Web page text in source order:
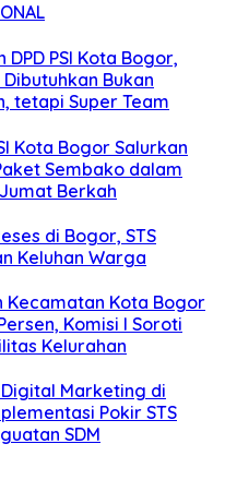
DPD PSI Kota Bogor,
Dibutuhkan Bukan
tetapi Super Team
Kota Bogor Salurkan
Sembako dalam
Berkah
di Bogor, STS
Keluhan Warga
Kecamatan Kota Bogor
Komisi I Soroti
Kelurahan
Marketing di
Pokir STS
SDM